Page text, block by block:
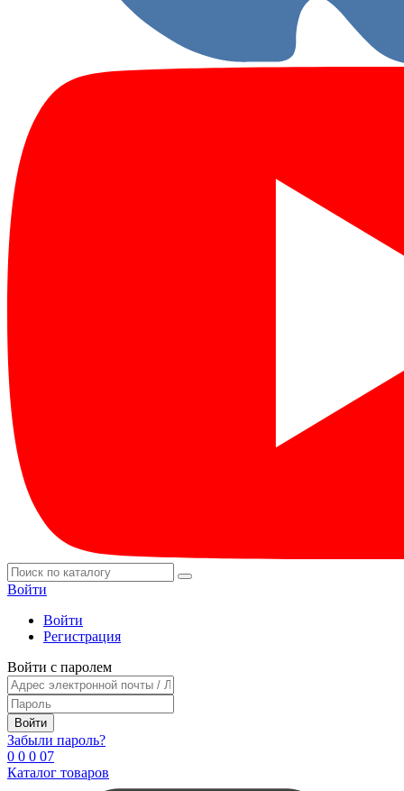
Войти
Войти
Регистрация
Войти с паролем
Войти
Забыли пароль?
0 0 0 07
Каталог товаров